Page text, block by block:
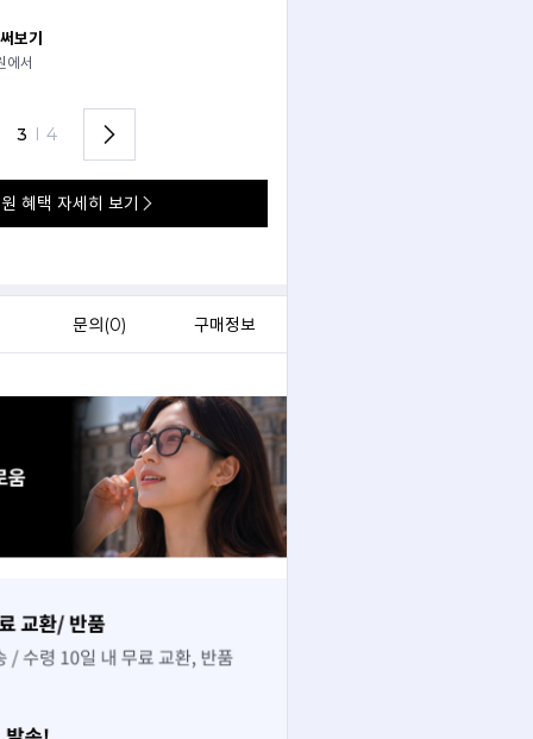
보기
에서
3 I 4
혜택 자세히 보기
문의(0) 구매정보